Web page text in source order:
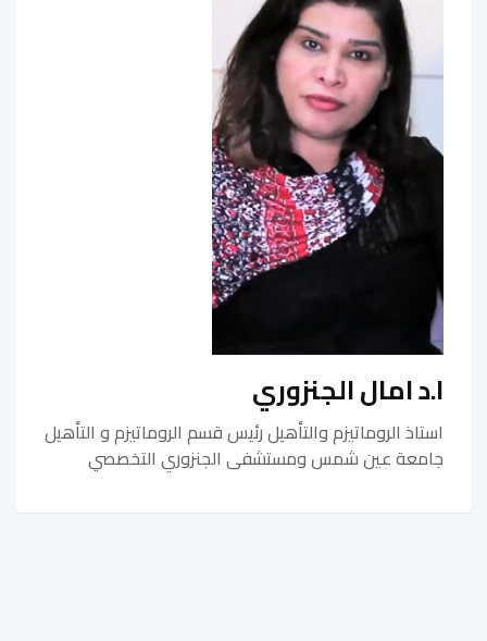
ا.د امال الجنزوري
استاذ الروماتيزم والتأهيل رئيس قسم الروماتيزم و التأهيل
جامعة عين شمس ومستشفى الجنزوري التخصصي